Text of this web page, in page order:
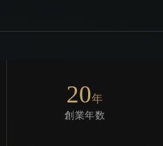
20年
創業年数